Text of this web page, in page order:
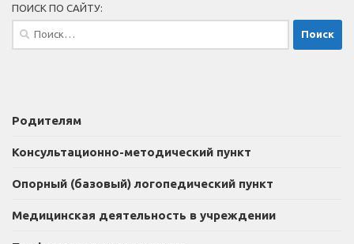
ПОИСК ПО САЙТУ:
Родителям
Консультационно-методический пункт
Опорный (базовый) логопедический пункт
Медицинская деятельность в учреждении